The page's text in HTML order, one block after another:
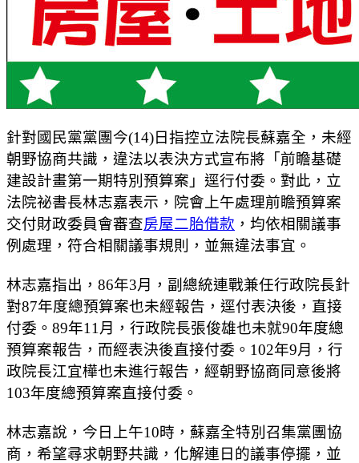
針對國民黨黨團今(14)日指控立法院長蘇嘉全，未經
朝野協商共識，違法以表決方式宣布將「前瞻基礎
建設計畫第一期特別預算案」逕行付委。對此，立
法院祕書長林志嘉表示，院會上午處理前瞻預算案
交付財政委員會審查房屋二胎借款 ，均依相關議事
例處理，符合相關議事規則，並無違法事宜。
林志嘉指出，86年3月，副總統連戰兼任行政院長針
對87年度總預算案也未經報告，逕付表決後，直接
付委。89年11月，行政院長張俊雄也未就90年度總
預算案報告，而經表決後直接付委。102年9月，行
政院長江宜樺也未進行報告，經朝野協商同意後將
103年度總預算案直接付委。
林志嘉說，今日上午10時，蘇嘉全特別召集黨團協
商，希望尋求朝野共識，化解連日的議事停擺，並